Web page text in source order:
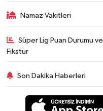
Namaz Vakitleri
Süper Lig Puan Durumu ve
Fikstür
Son Dakika Haberleri